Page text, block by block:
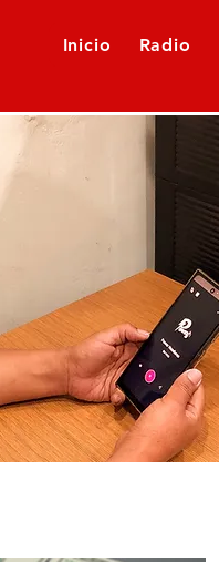
Inicio Radio